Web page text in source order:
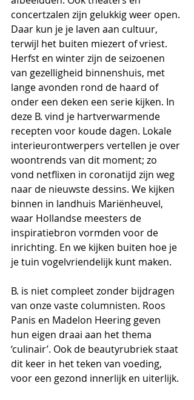
concertzalen zijn gelukkig weer open.
Daar kun je je laven aan cultuur,
terwijl het buiten miezert of vriest.
Herfst en winter zijn de seizoenen
van gezelligheid binnenshuis, met
lange avonden rond de haard of
onder een deken een serie kijken. In
deze B. vind je hartverwarmende
recepten voor koude dagen. Lokale
interieurontwerpers vertellen je over
woontrends van dit moment; zo
vond netflixen in coronatijd zijn weg
naar de nieuwste dessins. We kijken
binnen in landhuis Mariënheuvel,
waar Hollandse meesters de
inspiratiebron vormden voor de
inrichting. En we kijken buiten hoe je
je tuin vogelvriendelijk kunt maken.
B. is niet compleet zonder bijdragen
van onze vaste columnisten. Roos
Panis en Madelon Heering geven
hun eigen draai aan het thema
‘culinair’. Ook de beautyrubriek staat
dit keer in het teken van voeding,
voor een gezond innerlijk en uiterlijk.